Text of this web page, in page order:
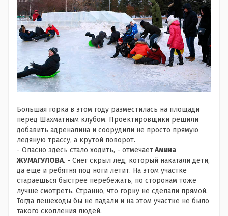
Большая горка в этом году разместилась на площади
перед Шахматным клубом. Проектировщики решили
добавить адреналина и соорудили не просто прямую
ледяную трассу, а крутой поворот.
- Опасно здесь стало ходить, - отмечаетАмина
ЖУМАГУЛОВА. - Снег скрыл лед, который накатали дети,
да еще и ребятня под ноги летит. На этом участке
стараешься быстрее перебежать, по сторонам тоже
лучше смотреть. Странно, что горку не сделали прямой.
Тогда пешеходы бы не падали и на этом участке не было
такого скопления людей.